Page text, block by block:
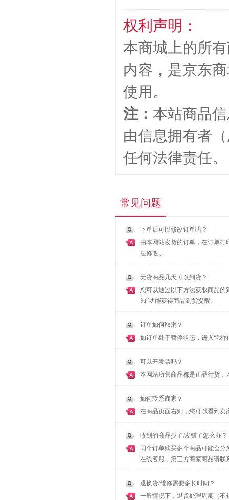
权利声明：
本商城上的所
内容，是京东
使用。
注： 本站商品
由信息拥有者
任何法律责任。
常见问题
下单后可以修改订单吗？
由本网站发货的订单，在订单打
法修改。
无货商品几天可以到货？
您可以通过以下方法获取商品的
知”功能获得商品到货提醒。
订单如何取消？
如订单处于暂停状态，进入“我
可以开发票吗？
本网站所售商品都是正品行货，
如何联系商家？
在商品页面右则，您可以看到卖
收到的商品少了/发错了怎么办？
同个订单购买多个商品可能会
在线客服，第三方商家商品请联
退换货/维修需要多长时间？
一般情况下，退货处理周期（不